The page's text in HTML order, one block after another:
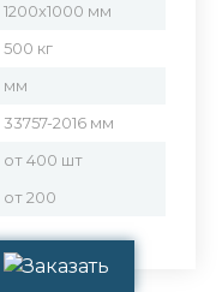
1200x1000 мм
500 кг
мм
33757-2016 мм
от 400 шт
от 200